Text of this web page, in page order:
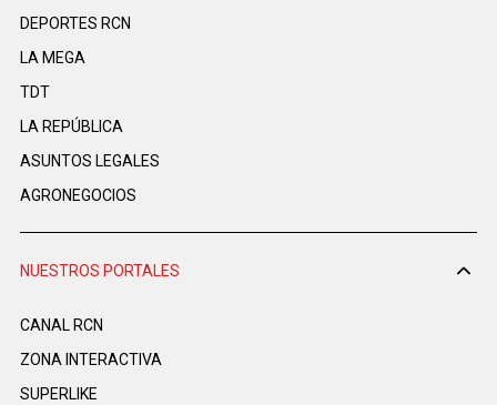
DEPORTES RCN
LA MEGA
TDT
LA REPÚBLICA
ASUNTOS LEGALES
AGRONEGOCIOS
NUESTROS PORTALES
CANAL RCN
ZONA INTERACTIVA
SUPERLIKE